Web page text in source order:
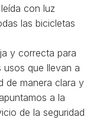
con luz
las bicicletas
y correcta para
que llevan a
de manera clara y
a la
de la seguridad